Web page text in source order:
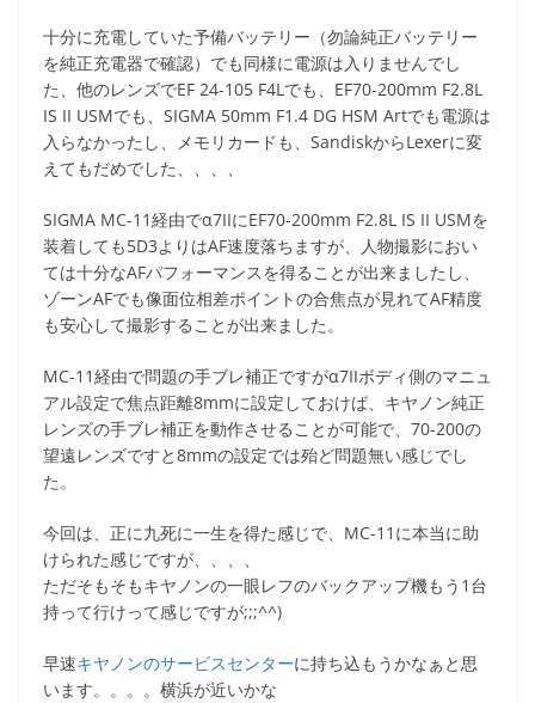
十分に充電していた予備バッテリー（勿論純正バッテリー
を純正充電器で確認）でも同様に電源は入りませんでし
た、他のレンズでEF 24-105 F4Lでも、EF70-200mm F2.8L
IS II USMでも、SIGMA 50mm F1.4 DG HSM Artでも電源は
入らなかったし、メモリカードも、SandiskからLexerに変
えてもだめでした、、、、
SIGMA MC-11経由でα7IIにEF70-200mm F2.8L IS II USMを
装着しても5D3よりはAF速度落ちますが、人物撮影におい
ては十分なAFパフォーマンスを得ることが出来ましたし、
ゾーンAFでも像面位相差ポイントの合焦点が見れてAF精度
も安心して撮影することが出来ました。
MC-11経由で問題の手ブレ補正ですがα7IIボディ側のマニュ
アル設定で焦点距離8mmに設定しておけば、キヤノン純正
レンズの手ブレ補正を動作させることが可能で、70-200の
望遠レンズですと8mmの設定では殆ど問題無い感じでし
た。
今回は、正に九死に一生を得た感じで、MC-11に本当に助
けられた感じですが、、、、
ただそもそもキヤノンの一眼レフのバックアップ機もう1台
持って行けって感じですが;;;^^)
早速キヤノンのサービスセンターに持ち込もうかなぁと思
います。。。。横浜が近いかな